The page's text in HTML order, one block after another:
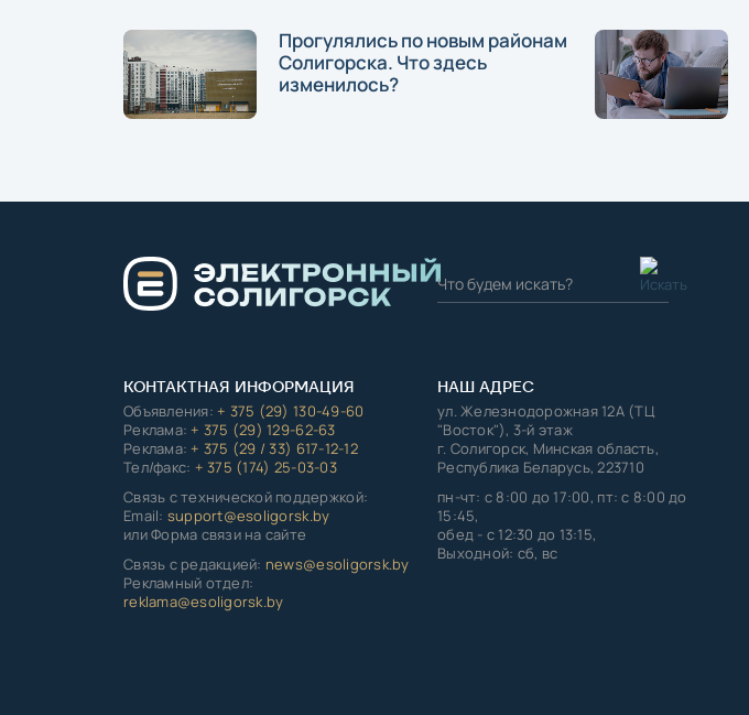
Прогулялись по новым районам
Солигорска. Что здесь
изменилось?
КОНТАКТНАЯ ИНФОРМАЦИЯ
Объявления:+ 375 (29) 130-49-60
Реклама:+ 375 (29) 129-62-63
Реклама:+ 375 (29 / 33) 617-12-12
Тел/факс: + 375 (174) 25-03-03
Связь с технической поддержкой:
Email: support@esoligorsk.by
или Форма связи на сайте
Связь с редакцией: news@esoligorsk.by
Рекламный отдел:
reklama@esoligorsk.by
НАШ АДРЕС
ул. Железнодорожная 12А (ТЦ
"Восток"), 3-й этаж
г. Солигорск, Минская область,
Республика Беларусь, 223710
пн-чт: с 8:00 до 17:00, пт: с 8:00 до
15:45,
обед - с 12:30 до 13:15,
Выходной: сб, вс